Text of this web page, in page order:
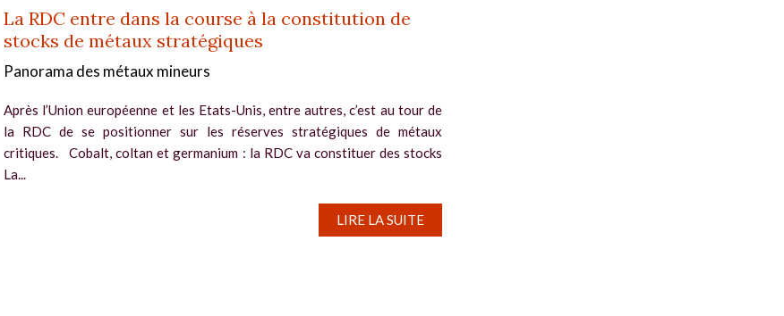
La RDC entre dans la course à la constitution de
stocks de métaux stratégiques
Panorama des métaux mineurs
Après l’Union européenne et les Etats-Unis, entre autres, c’est au tour de
la RDC de se positionner sur les réserves stratégiques de métaux
critiques. Cobalt, coltan et germanium : la RDC va constituer des stocks
La...
LIRE LA SUITE